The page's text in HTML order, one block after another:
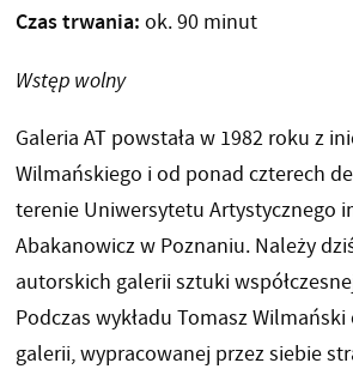
Czas trwania: ok. 90 minut
Wstęp wolny
Galeria AT powstała w 1982 roku z
Wilmańskiego i od ponad czterech
terenie Uniwersytetu Artystycznego
Abakanowicz w Poznaniu. Należy
autorskich galerii sztuki
Podczas wykładu Tomasz
galerii, wypracowanej przez siebie